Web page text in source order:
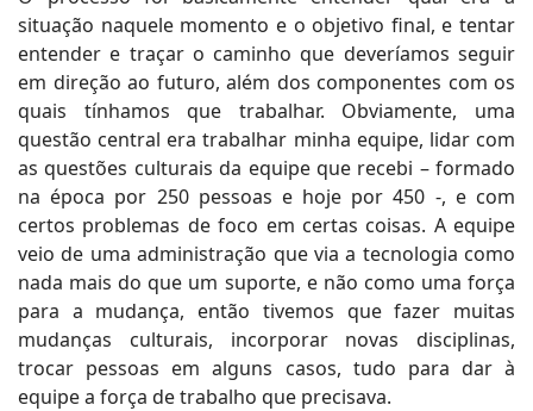
situação naquele momento e o objetivo final, e tentar
entender e traçar o caminho que deveríamos seguir
em direção ao futuro, além dos componentes com os
quais tínhamos que trabalhar. Obviamente, uma
questão central era trabalhar minha equipe, lidar com
as questões culturais da equipe que recebi – formado
na época por 250 pessoas e hoje por 450 -, e com
certos problemas de foco em certas coisas. A equipe
veio de uma administração que via a tecnologia como
nada mais do que um suporte, e não como uma força
para a mudança, então tivemos que fazer muitas
mudanças culturais, incorporar novas disciplinas,
trocar pessoas em alguns casos, tudo para dar à
equipe a força de trabalho que precisava.